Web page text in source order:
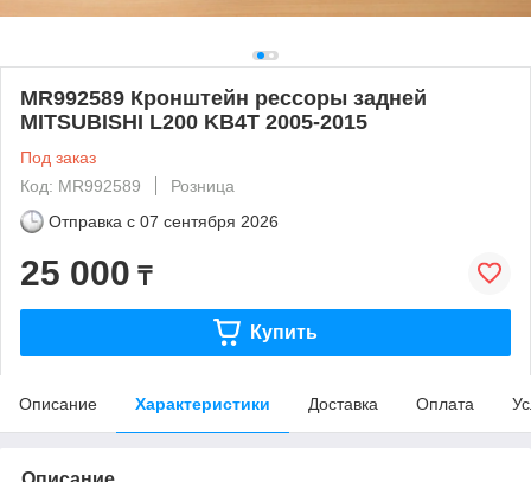
MR992589 Кронштейн рессоры задней
MITSUBISHI L200 KB4T 2005-2015
Под заказ
Код: MR992589
Розница
Отправка с 07 сентября 2026
25 000 ₸
Купить
Описание Характеристики Доставка Оплата